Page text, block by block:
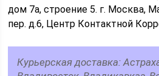
дом 7а, строение 5. г. Москва,
пер. д.6, Центр Контактной
Курьерская доставка: